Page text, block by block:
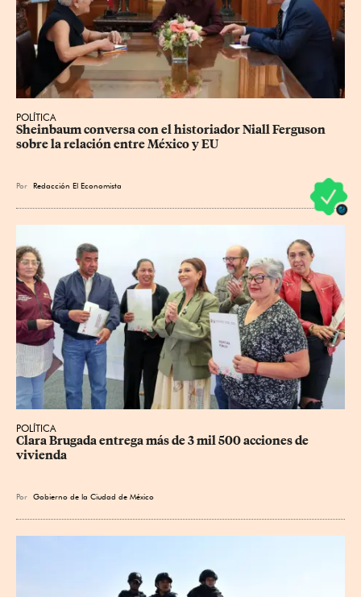
POLÍTICA
Sheinbaum conversa con el historiador Niall Ferguson
sobre la relación entre México y EU
Por Redacción El Economista
POLÍTICA
Clara Brugada entrega más de 3 mil 500 acciones de
vivienda
Por Gobierno de la Ciudad de México